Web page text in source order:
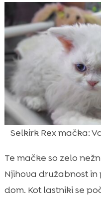
Selkirk Rex mačka:
Te mačke so zelo
Njihova družabnost
dom. Kot lastniki se